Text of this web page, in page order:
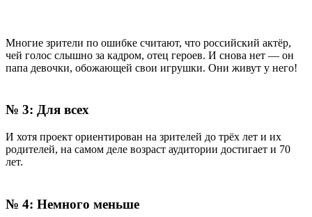
Многие зрители по ошибке считают, что российский актёр,
чей голос слышно за кадром, отец героев. И снова нет — он
папа девочки, обожающей свои игрушки. Они живут у него!
№ 3: Для всех
И хотя проект ориентирован на зрителей до трёх лет и их
родителей, на самом деле возраст аудитории достигает и 70
лет.
№ 4: Немного меньше